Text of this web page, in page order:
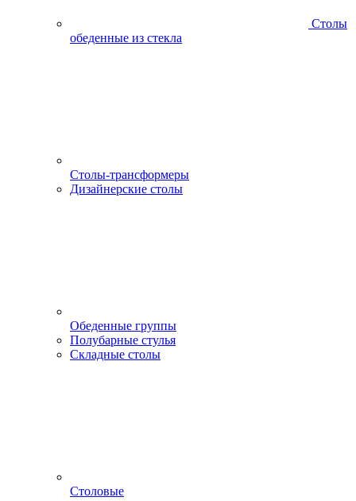
Столы
обеденные из стекла
Столы-трансформеры
Дизайнерские столы
Обеденные группы
Полубарные стулья
Складные столы
Столовые